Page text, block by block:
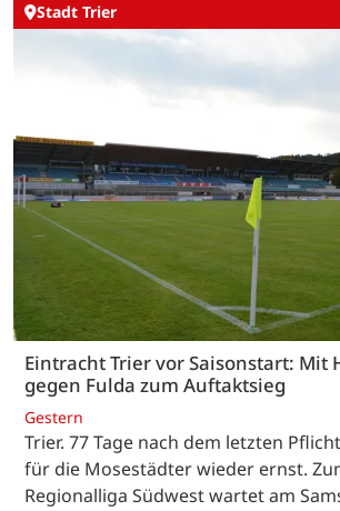
Stadt Trier
Eintracht Trier vor Saisonstart: Mit
gegen Fulda zum Auftaktsieg
Gestern
Trier. 77 Tage nach dem letzten
für die Mosestädter wieder ernst.
Regionalliga Südwest wartet am